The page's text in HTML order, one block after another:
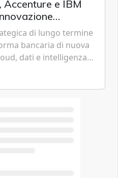
Accenture e IBM
di lungo termine
bancaria di nuova
dati e intelligenza